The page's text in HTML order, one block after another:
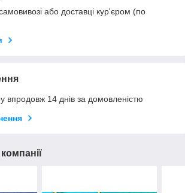
або доставці кур'єром (по
впродовж 14 днів за домовленістю